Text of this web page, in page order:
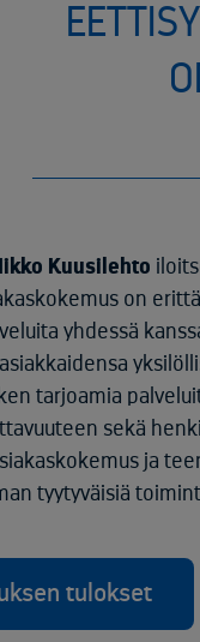
Kuusilehto
on
yhdessä
tarjoamia
sekä
ja
tyytyväisiä
tulokset